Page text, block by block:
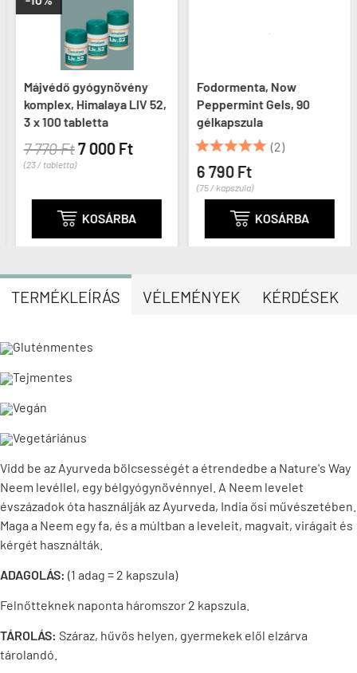
Májvédő gyógynövény
komplex, Himalaya LIV 52,
3 x 100 tabletta
7 770 Ft7 000 Ft
(23 / tabletta)
 KOSÁRBA
Fodormenta, Now
Peppermint Gels, 90
gélkapszula
(2)
6 790 Ft
(75 / kapszula)
 KOSÁRBA
TERMÉKLEÍRÁS VÉLEMÉNYEK KÉRDÉSEK
Gluténmentes
Tejmentes
Vegán
Vegetáriánus
Vidd be az Ayurveda bölcsességét a étrendedbe a Nature's Way
Neem levéllel, egy bélgyógynövénnyel. A Neem levelet
évszázadok óta használják az Ayurveda, India ősi művészetében.
Maga a Neem egy fa, és a múltban a leveleit, magvait, virágait és
kérgét használták.
ADAGOLÁS: (1 adag = 2 kapszula)
Felnőtteknek naponta háromszor 2 kapszula.
TÁROLÁS: Száraz, hűvös helyen, gyermekek elől elzárva
tárolandó.